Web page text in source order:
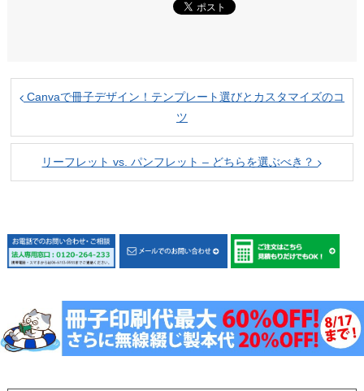
Canvaで冊子デザイン！テンプレート選びとカスタマイズのコ
ツ
リーフレット vs. パンフレット – どちらを選ぶべき？